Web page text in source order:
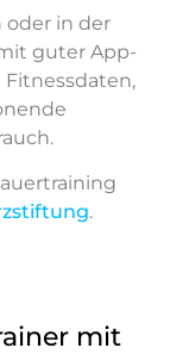
oder in der
guter App-
.
mit